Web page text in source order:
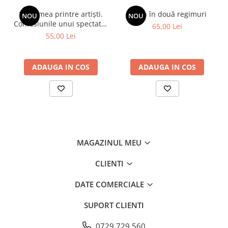
NOU
Viața mea printre artiști.
Confesiunile unui spectator
fidel
55,00 Lei
ADAUGA IN COS
NOU
Spion în două regimuri
65,00 Lei
ADAUGA IN COS
MAGAZINUL MEU
CLIENTI
DATE COMERCIALE
SUPORT CLIENTI
0729.729.560